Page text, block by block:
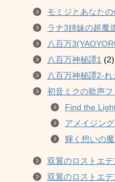
モミジとあなた
ラナ3姉妹の超魔
八百万
八百万神秘譚1 (2)
八百万神秘譚2-
初音ミクの歌声
Find the
アメイジン
輝く想いの
双翼のロストエデ
双翼のロストエ